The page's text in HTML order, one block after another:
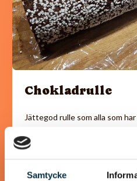
Samtycke
Chokladrulle
Jättegod rulle som alla som
så var det halva…